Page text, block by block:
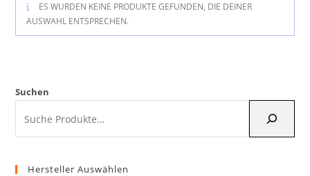
ES WURDEN KEINE PRODUKTE GEFUNDEN, DIE DEINER
AUSWAHL ENTSPRECHEN.
Suchen
Hersteller Auswählen